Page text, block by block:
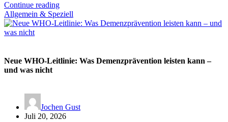
Continue reading
Allgemein & Speziell
Neue WHO-Leitlinie: Was Demenzprävention leisten kann –
und was nicht
Jochen Gust
Juli 20, 2026